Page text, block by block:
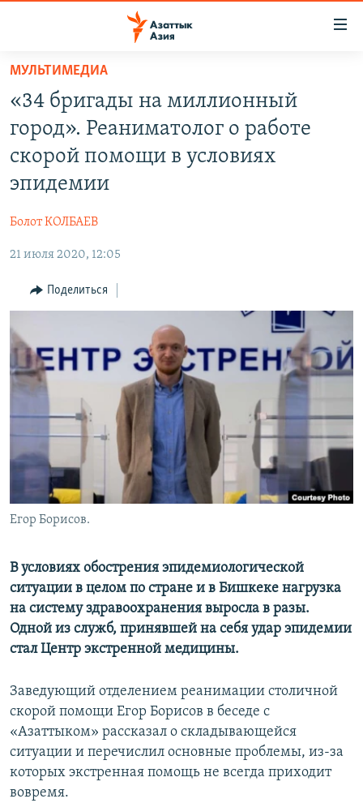
Вернуться
основному
содержанию
Вернутся
главной
Вернутся
ЦЕНТРАЛЬНАЯ АЗИЯ
КАЗАХСТАН
КЫРГЫЗСТАН
НОВОСТИ
ВОЙНА В УКРАИНЕ
ЎЗБЕКЧА
ТОҶИКӢ
ПОДПИШИТЕСЬ НА НАС В СОЦСЕТЯХ
Все сайты РСЕ/РС
МУЛЬТИМЕДИА
«34 бригады на миллионный
город». Реаниматолог о работе
скорой помощи в условиях
эпидемии
Болот КОЛБАЕВ
21 июля 2020, 12:05
Поделиться
Егор Борисов.
В условиях обострения эпидемиологической
ситуации в целом по стране и в Бишкеке нагрузка
на систему здравоохранения выросла в разы.
Одной из служб, принявшей на себя удар эпидемии
стал Центр экстренной медицины.
Заведующий отделением реанимации столичной
скорой помощи Егор Борисов в беседе с
«Азаттыком» рассказал о складывающейся
ситуации и перечислил основные проблемы, из-за
которых экстренная помощь не всегда приходит
вовремя.